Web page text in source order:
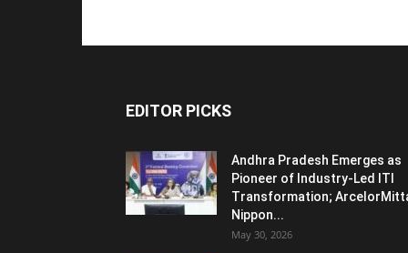
EDITOR PICKS
Andhra Pradesh Emerges as
Pioneer of Industry-Led ITI
Transformation;
Nippon...
May 30, 2026